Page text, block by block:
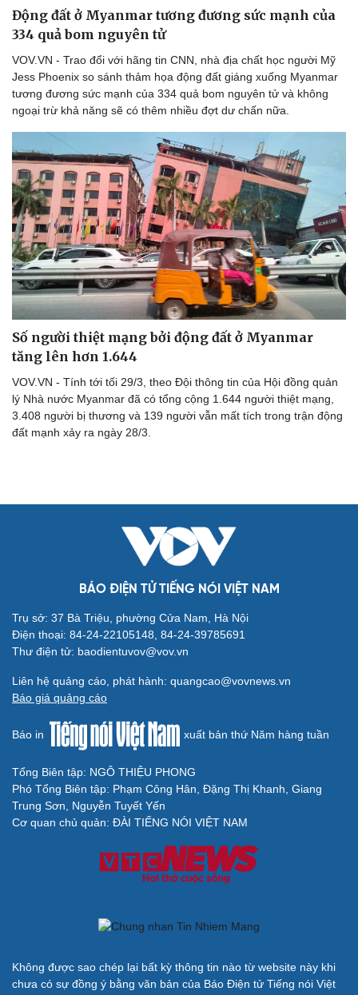
Du lịch
Câu chuyện thời sự
Đọc truyện đêm khuya
Cửa sổ tình yêu
Kể chuyện cho bé
Hạt giống tâm hồn
Động đất ở Myanmar tương đương sức mạnh của
334 quả bom nguyên tử
VOV.VN - Trao đổi với hãng tin CNN, nhà địa chất học người Mỹ
Jess Phoenix so sánh thảm họa động đất giáng xuống Myanmar
tương đương sức mạnh của 334 quả bom nguyên tử và không
ngoại trừ khả năng sẽ có thêm nhiều đợt dư chấn nữa.
Số người thiệt mạng bởi động đất ở Myanmar
tăng lên hơn 1.644
VOV.VN - Tính tới tối 29/3, theo Đội thông tin của Hội đồng quản
lý Nhà nước Myanmar đã có tổng cộng 1.644 người thiệt mạng,
3.408 người bị thương và 139 người vẫn mất tích trong trận động
đất mạnh xảy ra ngày 28/3.
BÁO ĐIỆN TỬ TIẾNG NÓI VIỆT NAM
Trụ sở: 37 Bà Triệu, phường Cửa Nam, Hà Nội
Điện thoại: 84-24-22105148, 84-24-39785691
Thư điện tử: baodientuvov@vov.vn
Liên hệ quảng cáo, phát hành: quangcao@vovnews.vn
Báo giá quảng cáo
Báo in xuất bản thứ Năm hàng tuần
Tổng Biên tập: NGÔ THIỆU PHONG
Phó Tổng Biên tập: Phạm Công Hân, Đặng Thị Khanh, Giang
Trung Sơn, Nguyễn Tuyết Yến
Cơ quan chủ quản: ĐÀI TIẾNG NÓI VIỆT NAM
Không được sao chép lại bất kỳ thông tin nào từ website này khi
chưa có sự đồng ý bằng văn bản của Báo Điện tử Tiếng nói Việt